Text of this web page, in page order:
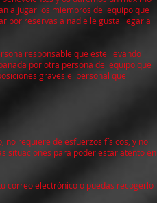
a jugar los miembros del equipo que
por reservas a nadie le gusta llegar a
responsable que este llevando
por otra persona del equipo que
graves el personal que
no requiere de esfuerzos físicos, y no
situaciones para poder estar atento en
correo electrónico o puedas recogerlo